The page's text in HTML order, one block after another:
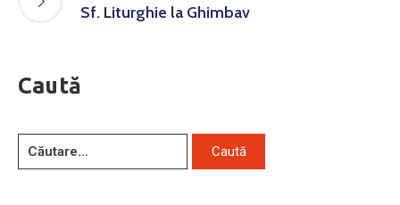
Sf. Liturghie la Ghimbav
Caută